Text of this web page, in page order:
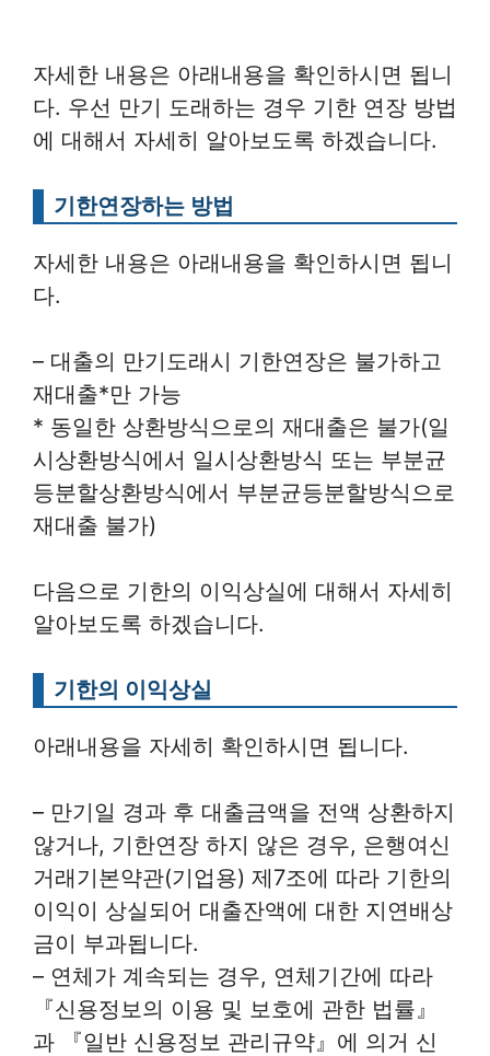
자세한 내용은 아래내용을 확인하시면 됩니
다. 우선 만기 도래하는 경우 기한 연장 방법
에 대해서 자세히 알아보도록 하겠습니다.
기한연장하는 방법
자세한 내용은 아래내용을 확인하시면 됩니
다.
– 대출의 만기도래시 기한연장은 불가하고
재대출*만 가능
* 동일한 상환방식으로의 재대출은 불가(일
시상환방식에서 일시상환방식 또는 부분균
등분할상환방식에서 부분균등분할방식으로
재대출 불가)
다음으로 기한의 이익상실에 대해서 자세히
알아보도록 하겠습니다.
기한의 이익상실
아래내용을 자세히 확인하시면 됩니다.
– 만기일 경과 후 대출금액을 전액 상환하지
않거나, 기한연장 하지 않은 경우, 은행여신
거래기본약관(기업용) 제7조에 따라 기한의
이익이 상실되어 대출잔액에 대한 지연배상
금이 부과됩니다.
– 연체가 계속되는 경우, 연체기간에 따라
『신용정보의 이용 및 보호에 관한 법률』
과 『일반 신용정보 관리규약』에 의거 신